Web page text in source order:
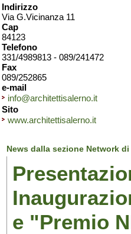
Indirizzo
Via G.Vicinanza 11
Cap
84123
Telefono
331/4989813 - 089/241472
Fax
089/252865
e-mail
info@architettisalerno.it
Sito
www.architettisalerno.it
News dalla sezione Network di
e "Premio